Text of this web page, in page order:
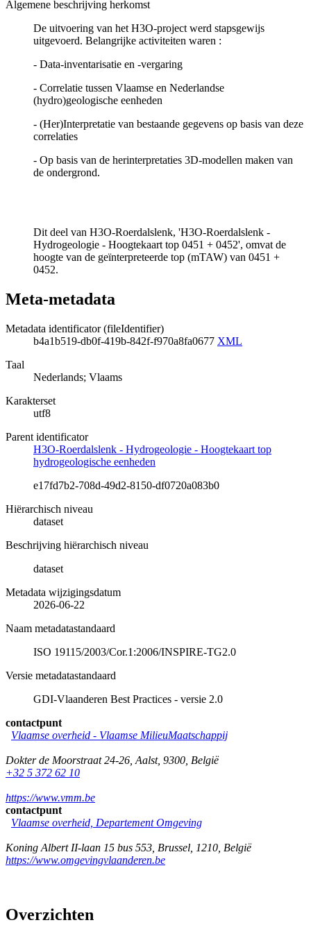
Algemene beschrijving herkomst
De uitvoering van het H3O-project werd stapsgewijs
uitgevoerd. Belangrijke activiteiten waren :
- Data-inventarisatie en -vergaring
- Correlatie tussen Vlaamse en Nederlandse
(hydro)geologische eenheden
- (Her)Interpretatie van bestaande gegevens op basis van deze
correlaties
- Op basis van de herinterpretaties 3D-modellen maken van
de ondergrond.
Dit deel van H3O-Roerdalslenk, 'H3O-Roerdalslenk -
Hydrogeologie - Hoogtekaart top 0451 + 0452', omvat de
hoogte van de geïnterpreteerde top (mTAW) van 0451 +
0452.
Meta-metadata
Metadata identificator (fileIdentifier)
b4a1b519-db0f-419b-842f-f970a8fa0677 XML
Taal
Nederlands; Vlaams
Karakterset
utf8
Parent identificator
H3O-Roerdalslenk - Hydrogeologie - Hoogtekaart top
hydrogeologische eenheden
e17fd7b2-708d-49d2-8150-df0720a083b0
Hiërarchisch niveau
dataset
Beschrijving hiërarchisch niveau
dataset
Metadata wijzigingsdatum
2026-06-22
Naam metadatastandaard
ISO 19115/2003/Cor.1:2006/INSPIRE-TG2.0
Versie metadatastandaard
GDI-Vlaanderen Best Practices - versie 2.0
contactpunt
Vlaamse overheid - Vlaamse MilieuMaatschappij
Dokter de Moorstraat 24-26 Aalst, 9300 België
+32 5 372 62 10
https://www.vmm.be
contactpunt
Vlaamse overheid, Departement Omgeving
Koning Albert II-laan 15 bus 553 Brussel 1210 België
https://www.omgevingvlaanderen.be
Overzichten